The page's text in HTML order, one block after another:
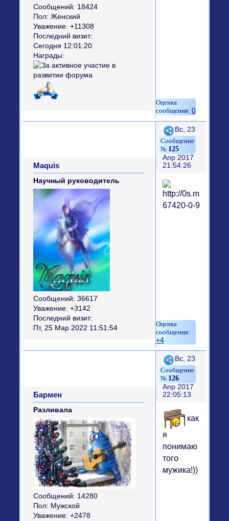
Сообщений: 18424
Пол: Женский
Уважение: +11308
Последний визит:
Сегодня 12:01:20
Награды:
0
Поделиться
125
Вс, 23
Апр 2017
21:54:26
Maquis
Научный руководитель
Сообщений: 36617
Уважение: +3142
Последний визит:
Пт, 25 Мар 2022 11:51:54
+4
Поделиться
126
Вс, 23
Апр 2017
22:05:13
Бармен
Разливала
Сообщений: 14280
Пол: Мужской
Уважение: +2478
как
я
понимаю
того
мужика!))